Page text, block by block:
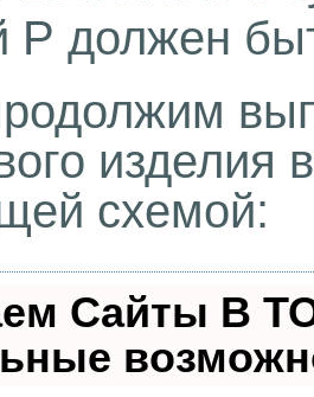
Р должен
изделия
схемой:
Сайты В